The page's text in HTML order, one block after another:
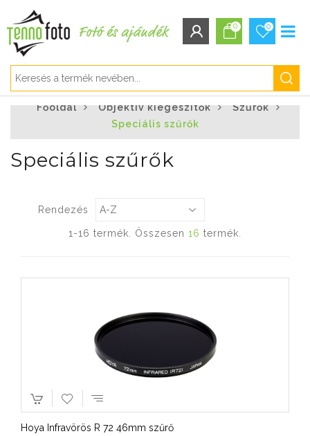
Bejelentkezés
0 0
Főoldal Objektív kiegészítők
Szűrők
Speciális szűrők
Speciális szűrők
Rendezés
1-16 termék. Összesen 16 termék.
Hoya Infravörös R 72 46mm szűrő